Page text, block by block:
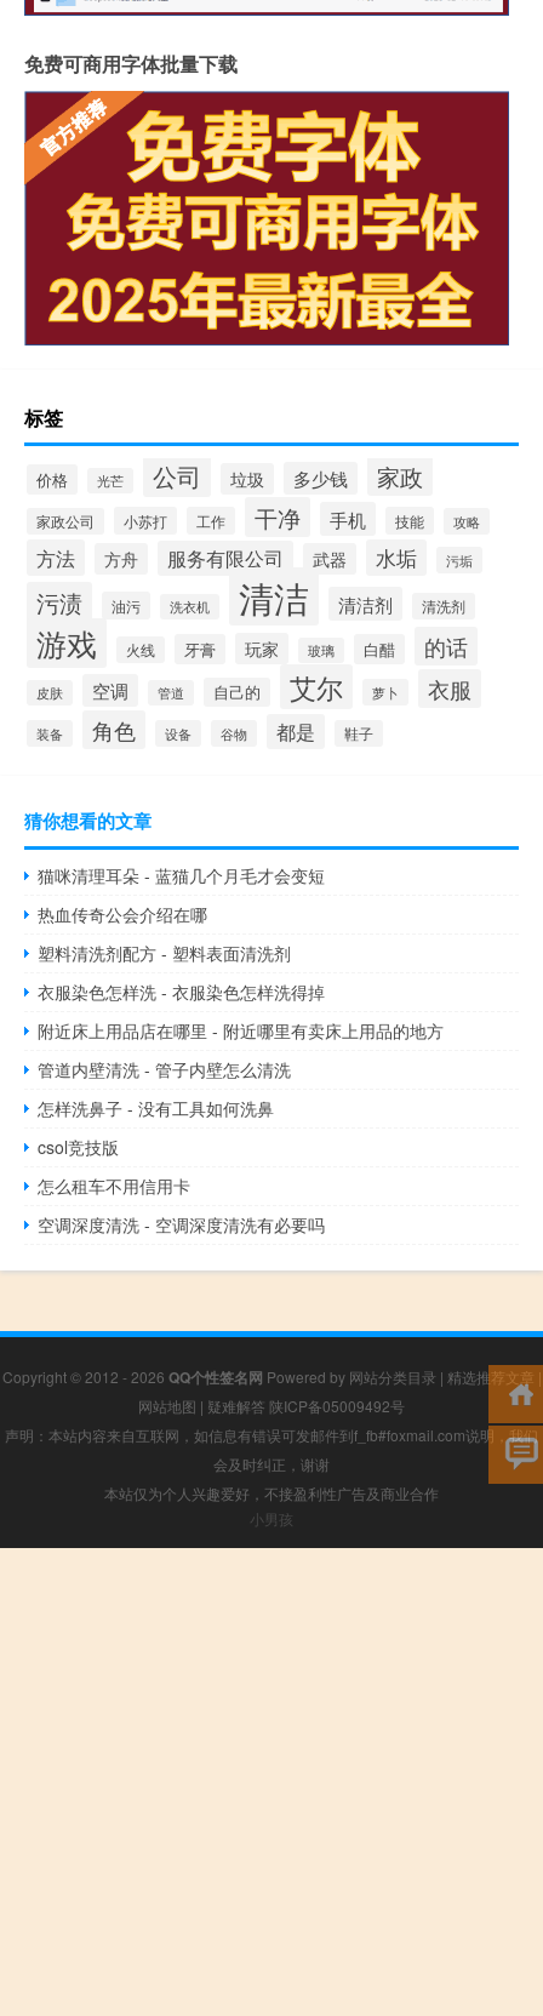
免费可商用字体批量下载
标签
价格 光芒 公司 垃圾 多少钱 家政
家政公司 小苏打 工作 干净 手机 技能 攻略
方法 方舟 服务有限公司 武器 水垢 污垢
污渍 油污 洗衣机 清洁 清洁剂 清洗剂
游戏 火线 牙膏 玩家 玻璃 白醋 的话
皮肤 空调 管道 自己的 艾尔 萝卜 衣服
装备 角色 设备 谷物 都是 鞋子
猜你想看的文章
猫咪清理耳朵 - 蓝猫几个月毛才会变短
热血传奇公会介绍在哪
塑料清洗剂配方 - 塑料表面清洗剂
衣服染色怎样洗 - 衣服染色怎样洗得掉
附近床上用品店在哪里 - 附近哪里有卖床上用品的地方
管道内壁清洗 - 管子内壁怎么清洗
怎样洗鼻子 - 没有工具如何洗鼻
csol竞技版
怎么租车不用信用卡
空调深度清洗 - 空调深度清洗有必要吗
Copyright © 2012 - 2026 QQ个性签名网 Powered by 网站分类目录 | 精选推荐文章 |
网站地图 | 疑难解答 陕ICP备05009492号
声明：本站内容来自互联网，如信息有错误可发邮件到f_fb#foxmail.com说明，我们
会及时纠正，谢谢
本站仅为个人兴趣爱好，不接盈利性广告及商业合作
小男孩